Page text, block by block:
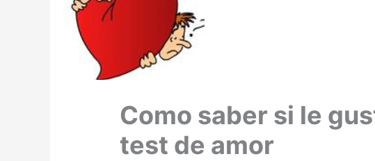
Como saber si le
test de amor